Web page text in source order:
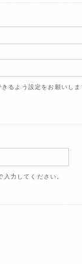
るよう設定をお願いし
力してください。